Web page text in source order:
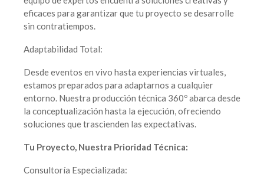
eficaces para garantizar que tu proyecto se desarrolle
sin contratiempos.
Adaptabilidad Total:
Desde eventos en vivo hasta experiencias virtuales,
estamos preparados para adaptarnos a cualquier
entorno. Nuestra producción técnica 360º abarca desde
la conceptualización hasta la ejecución, ofreciendo
soluciones que trascienden las expectativas.
Tu Proyecto, Nuestra Prioridad Técnica:
Consultoría Especializada: